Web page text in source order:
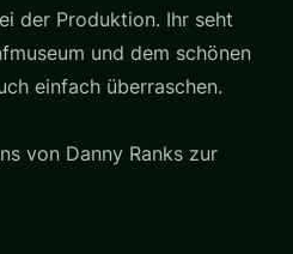
der Produktion. Ihr seht
und dem schönen
einfach überraschen.
von Danny Ranks zur